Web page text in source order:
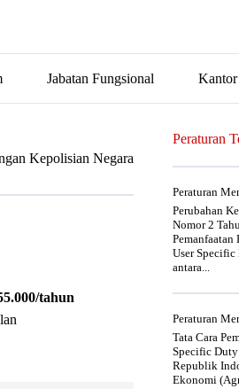
Jabatan Fungsional
Kepolisian Negara
tahun
Peraturan
Peraturan
Perubahan
Nomor 2
User Specific
antara...
Peraturan
Tata Cara
Specific Duty
Republik
Ekonomi